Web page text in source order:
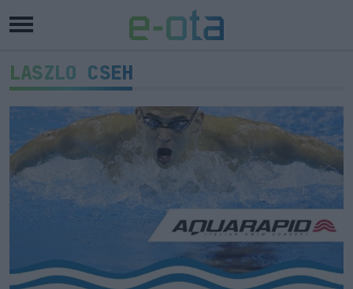
LASZLO CSEH